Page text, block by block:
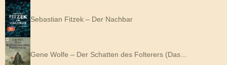
Sebastian Fitzek – Der Nachbar
Gene Wolfe – Der Schatten des Folterers (Das…